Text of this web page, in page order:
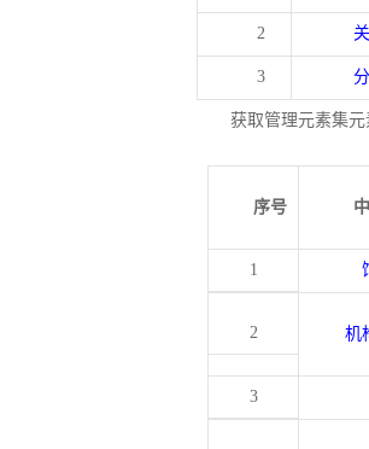
2
3
获取管理元素集
序号
1
2 机
3